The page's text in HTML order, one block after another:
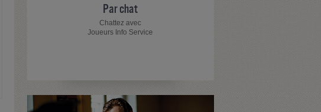
Par chat
Chattez avec
Joueurs Info Service